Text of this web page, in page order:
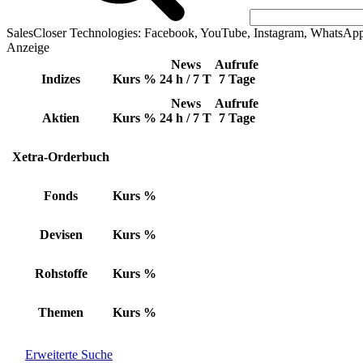
SalesCloser Technologies: Facebook, YouTube, Instagram,
Anzeige
Indizes Kurs %
News
24 h / 7 T
Aufrufe
7 Tage
Aktien Kurs %
News
24 h / 7 T
Aufrufe
7 Tage
Xetra-Orderbuch
Fonds Kurs %
Devisen Kurs %
Rohstoffe Kurs %
Themen Kurs %
Erweiterte Suche